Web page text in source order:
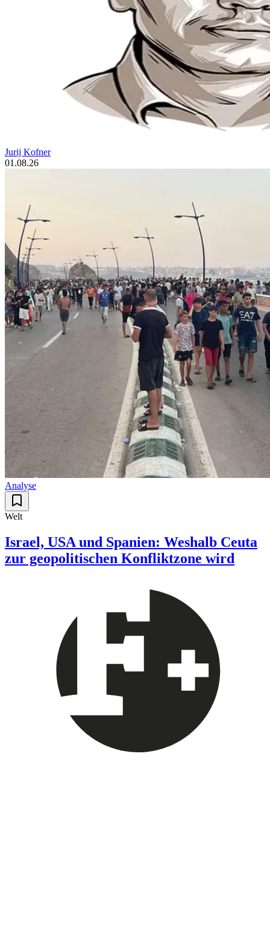
Jurij Kofner
01.08.26
Analyse
Welt
Israel, USA und Spanien: Weshalb Ceuta
zur geopolitischen Konfliktzone wird